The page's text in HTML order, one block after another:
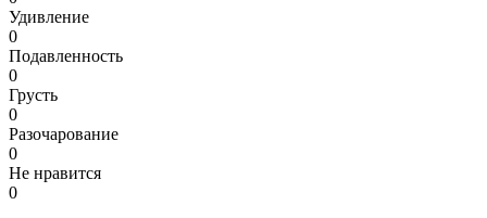
Удивление
0
Подавленность
0
Грусть
0
Разочарование
0
Не нравится
0